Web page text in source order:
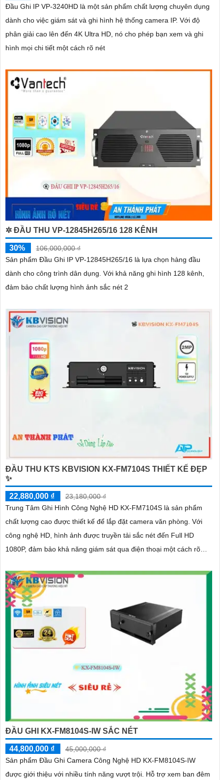
Đầu Ghi IP VP-3240HD là một sản phẩm chất lượng chuyên dụng
dành cho việc giám sát và ghi hình hệ thống camera IP. Với độ
phân giải cao lên đến 4K Ultra HD, nó cho phép bạn xem và ghi
hình mọi chi tiết một cách rõ nét
✲ ĐẦU THU VP-12845H265/16 128 KÊNH
30%
106,000,000 ₫
Sản phẩm Đầu Ghi IP VP-12845H265/16 là lựa chọn hàng đầu
dành cho công trình dân dụng. Với khả năng ghi hình 128 kênh,
đảm bảo chất lượng hình ảnh sắc nét 2
ĐẦU THU KTS KBVISION KX-FM7104S THIẾT KẾ ĐẸP
✨
22,880,000 ₫
23,180,000 ₫
Trung Tâm Ghi Hình Công Nghệ HD KX-FM7104S là sản phẩm
chất lượng cao được thiết kế để lắp đặt camera văn phòng. Với
công nghệ HD, hình ảnh được truyền tải sắc nét đến Full HD
1080P, đảm bảo khả năng giám sát qua điện thoại một cách rõ
ĐẦU GHI KX-FM8104S-IW SẮC NÉT
44,800,000 ₫
45,000,000 ₫
Sản phẩm Đầu Ghi Camera Công Nghệ HD KX-FM8104S-IW
được giới thiệu với nhiều tính năng vượt trội. Hỗ trợ xem ban đêm